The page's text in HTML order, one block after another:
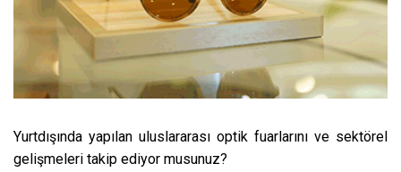
Yurtdışında yapılan uluslararası optik fuarlarını ve sektörel
gelişmeleri takip ediyor musunuz?